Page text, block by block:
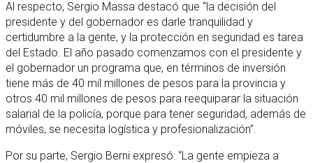
Al respecto, Sergio Massa destacó que “la decisión del
presidente y del gobernador es darle tranquilidad y
certidumbre a la gente, y la protección en seguridad es tarea
del Estado. El año pasado comenzamos con el presidente y
el gobernador un programa que, en términos de inversión
tiene más de 40 mil millones de pesos para la provincia y
otros 40 mil millones de pesos para reequiparar la situación
salarial de la policía, porque para tener seguridad, además de
móviles, se necesita logística y profesionalización”.
Por su parte, Sergio Berni expresó: “La gente empieza a